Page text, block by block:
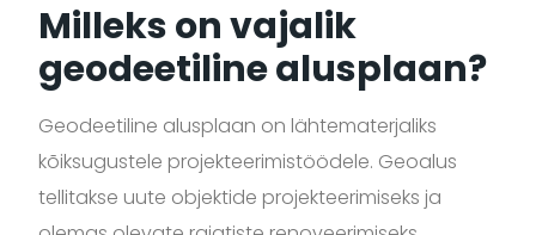
Milleks on vajalik
geodeetiline alusplaan?
Geodeetiline alusplaan on lähtematerjaliks
kõiksugustele projekteerimistöödele. Geoalus
tellitakse uute objektide projekteerimiseks ja